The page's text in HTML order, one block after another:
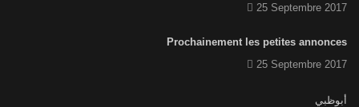
25 Septembre 2017
Prochainement les petites annonces
25 Septembre 2017
أبوظبي